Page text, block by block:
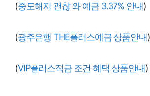
(중도해지 괜찮 와 예금 3.37% 안내)
(광주은행 THE플러스예금 상품안내)
(VIP플러스적금 조건 혜택 상품안내)